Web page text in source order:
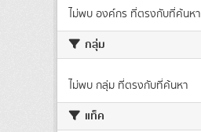
ไม่พบ องค์กร ที่ตรงกับที่ค้นหา
กลุ่ม
ไม่พบ กลุ่ม ที่ตรงกับที่ค้นหา
แท็ค